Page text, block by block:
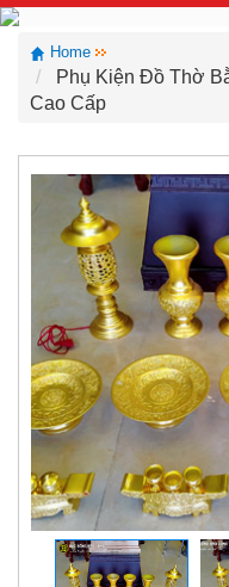
Home
Phụ Kiện Đồ Thờ
Cao Cấp